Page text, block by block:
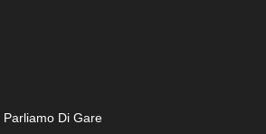
Parliamo Di Gare